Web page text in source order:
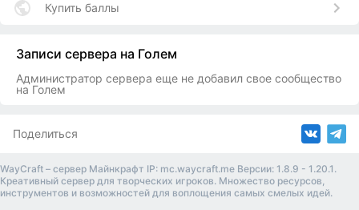
Купить баллы
Записи сервера на Голем
Администратор сервера еще не добавил свое сообщество
на Голем
Поделиться
WayCraft – сервер Майнкрафт IP: mc.waycraft.me Версии: 1.8.9 - 1.20.1.
Креативный сервер для творческих игроков. Множество ресурсов,
инструментов и возможностей для воплощения самых смелых идей.